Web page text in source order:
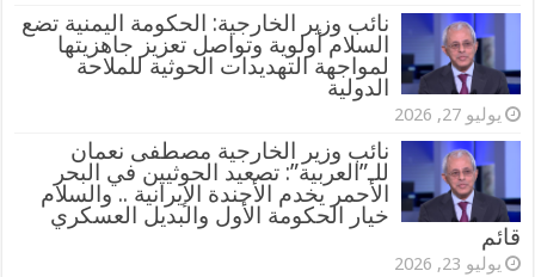
نائب وزير الخارجية: الحكومة اليمنية تضع
السلام أولوية وتواصل تعزيز جاهزيتها
لمواجهة التهديدات الحوثية للملاحة
الدولية
يوليو 27, 2026
نائب وزير الخارجية مصطفى نعمان
للـ”العربية”: تصعيد الحوثيين في البحر
الأحمر يخدم الأجندة الإيرانية .. والسلام
خيار الحكومة الأول والبديل العسكري
قائم
يوليو 23, 2026